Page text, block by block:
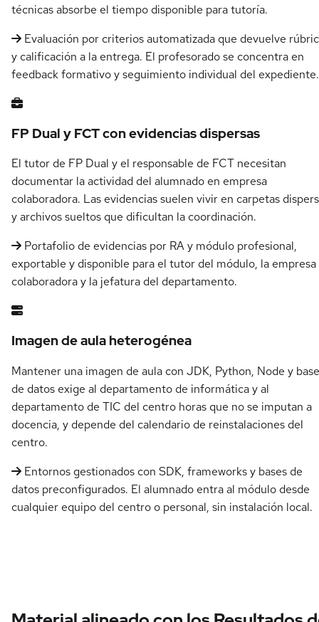
técnicas absorbe el tiempo disponible para tutoría.
Evaluación por criterios automatizada que devuelve
y calificación a la entrega. El profesorado se concentra en
feedback formativo y seguimiento individual del expediente.
FP Dual y FCT con evidencias dispersas
El tutor de FP Dual y el responsable de FCT necesitan
documentar la actividad del alumnado en empresa
colaboradora. Las evidencias suelen vivir en carpetas
y archivos sueltos que dificultan la coordinación.
Portafolio de evidencias por RA y módulo profesional,
exportable y disponible para el tutor del módulo, la empresa
colaboradora y la jefatura del departamento.
Imagen de aula heterogénea
Mantener una imagen de aula con JDK, Python, Node y
de datos exige al departamento de informática y al
departamento de TIC del centro horas que no se imputan a
docencia, y depende del calendario de reinstalaciones del
centro.
Entornos gestionados con SDK, frameworks y bases de
datos preconfigurados. El alumnado entra al módulo desde
cualquier equipo del centro o personal, sin instalación local.